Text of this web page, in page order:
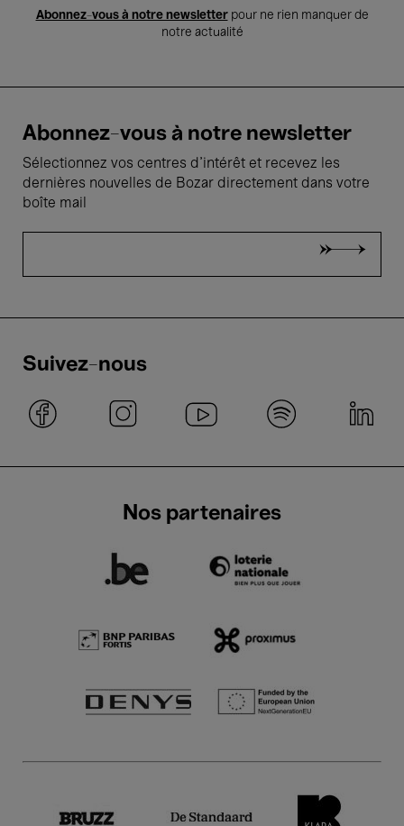
Abonnez-vous à notre newsletterpour ne rien manquer de
notre actualité
Abonnez-vous à notre newsletter
Sélectionnez vos centres d'intérêt et recevez les
dernières nouvelles de Bozar directement dans votre
boîte mail
Suivez-nous
Nos partenaires